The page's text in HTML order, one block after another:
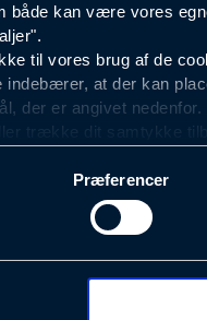
både kan være vores
til vores brug af de
indebærer, at der kan
der er angivet nedenfor.
trække dit samtykke
med det formål at
analyser af, hvilke
hvad der klikkes på,
(computer, smartphone
Præferencer